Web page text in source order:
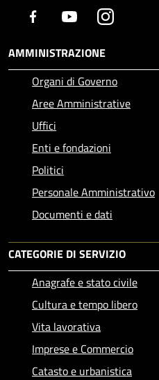
Facebook YoutubeInstagram
AMMINISTRAZIONE
Organi di Governo
Aree Amministrative
Uffici
Enti e fondazioni
Politici
Personale Amministrativo
Documenti e dati
CATEGORIE DI SERVIZIO
Anagrafe e stato civile
Cultura e tempo libero
Vita lavorativa
Imprese e Commercio
Catasto e urbanistica